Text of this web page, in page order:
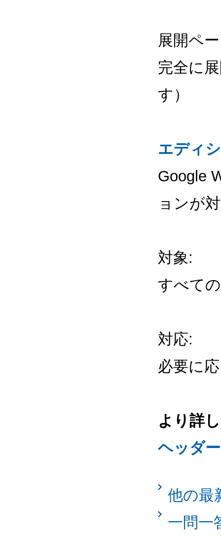
展開ペ
完全に
す）
エディ
Google
ョンが
対象:
すべて
対応:
必要に
より詳
ヘッダ
他の最
一問一